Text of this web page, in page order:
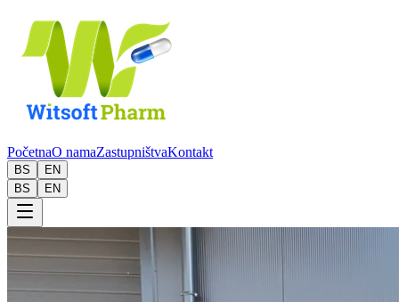
PočetnaO namaZastupništvaKontakt
BS
EN
BS
EN